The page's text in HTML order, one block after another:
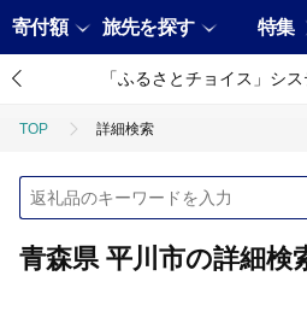
寄付額 旅先を探す 特集
「ふるさとチョイス」シ
TOP 詳細検索
青森県 平川市の詳細検